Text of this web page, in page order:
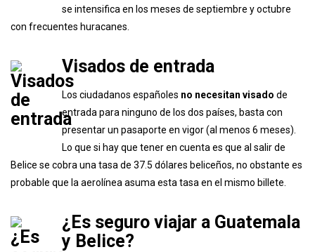
se intensifica en los meses de septiembre y octubre
con frecuentes huracanes.
Visados de entrada
Los ciudadanos españoles no necesitan visado de
entrada para ninguno de los dos países, basta con
presentar un pasaporte en vigor (al menos 6 meses).
Lo que si hay que tener en cuenta es que al salir de
Belice se cobra una tasa de 37.5 dólares beliceños, no obstante es
probable que la aerolínea asuma esta tasa en el mismo billete.
¿Es seguro viajar a Guatemala
y Belice?